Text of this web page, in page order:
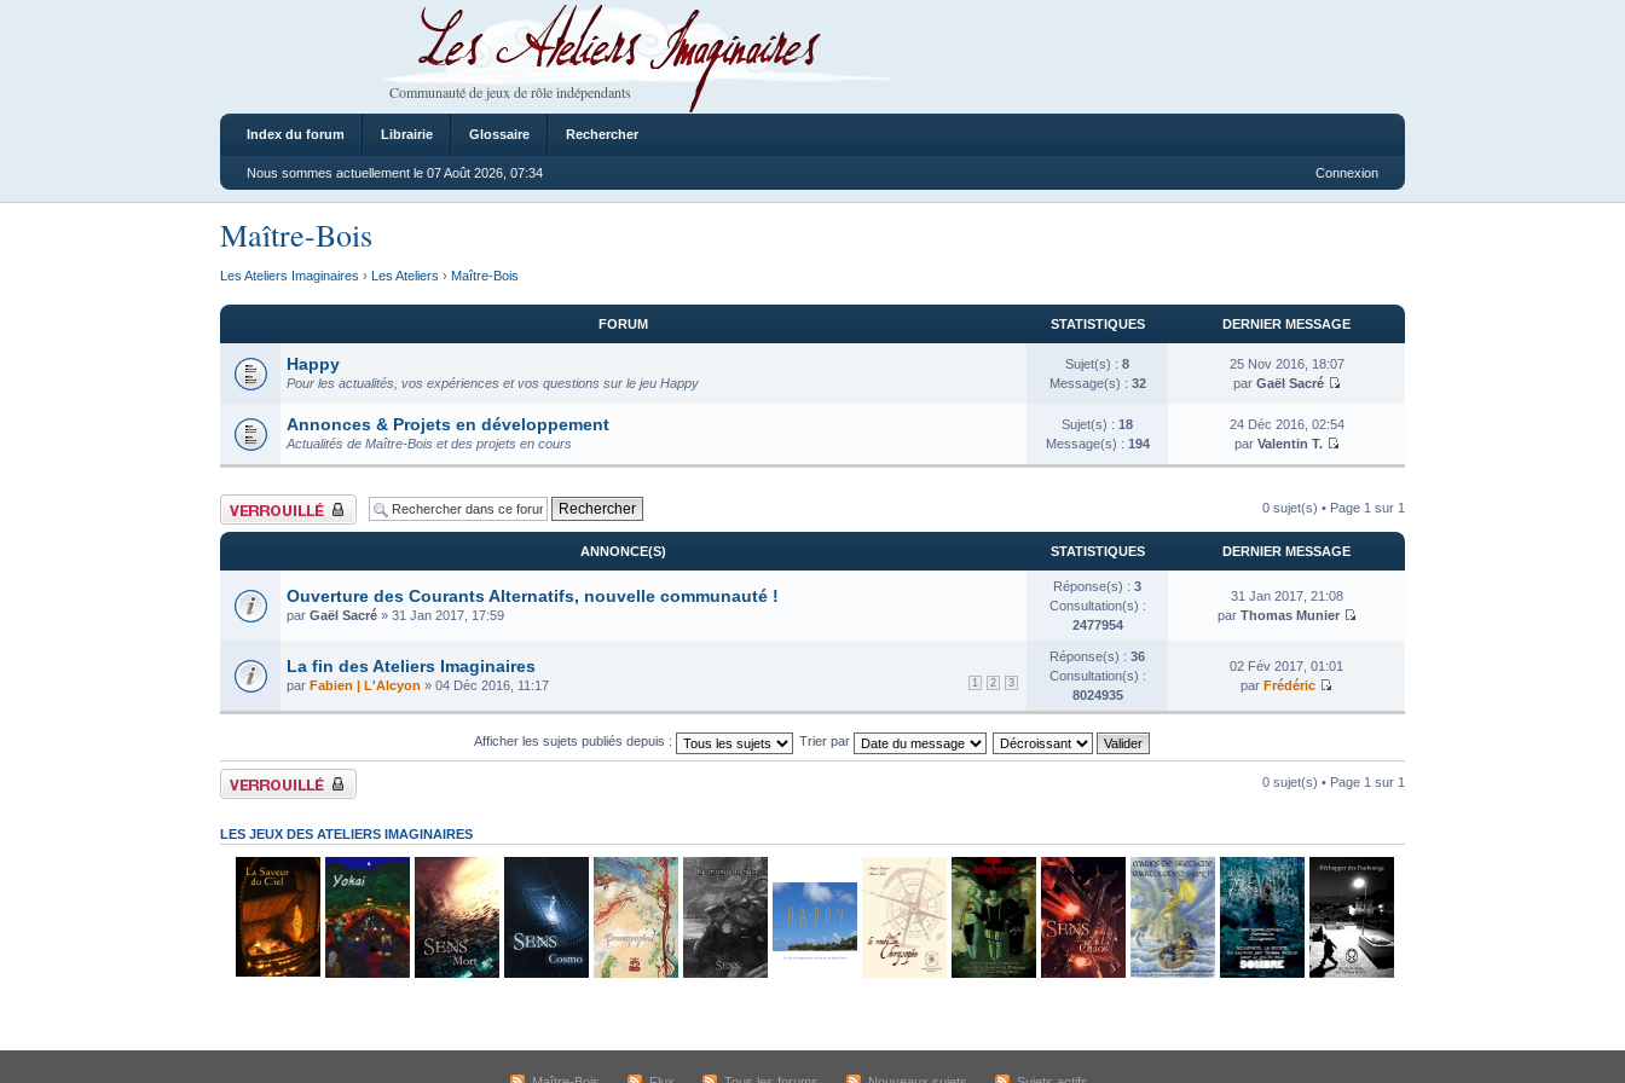
Les Ateliers Imaginaires
Communauté de jeux de rôle indépendants
Index du forum Librairie Glossaire Rechercher
Nous sommes actuellement le 07 Août 2026, 07:34 Connexion
Maître-Bois
Les Ateliers Imaginaires › Les Ateliers › Maître-Bois
FORUM STATISTIQUES DERNIER MESSAGE
Happy
Pour les actualités, vos expériences et vos questions sur le jeu Happy
Sujet(s) : 8
Message(s) : 32
25 Nov 2016, 18:07
par Gaël Sacré
Annonces & Projets en développement
Actualités de Maître-Bois et des projets en cours
Sujet(s) : 18
Message(s) : 194
24 Déc 2016, 02:54
par Valentin T.
Forum verrouillé 0 sujet(s) • Page 1 sur 1
ANNONCE(S) STATISTIQUES DERNIER MESSAGE
Ouverture des Courants Alternatifs, nouvelle communauté !
par Gaël Sacré » 31 Jan 2017, 17:59
Réponse(s) : 3
Consultation(s) :
2477954
31 Jan 2017, 21:08
par Thomas Munier
La fin des Ateliers Imaginaires
1 2 3
par Fabien | L'Alcyon » 04 Déc 2016, 11:17
Réponse(s) : 36
Consultation(s) :
8024935
02 Fév 2017, 01:01
par Frédéric
Afficher les sujets publiés depuis : Trier par
Forum verrouillé 0 sujet(s) • Page 1 sur 1
LES JEUX DES ATELIERS IMAGINAIRES